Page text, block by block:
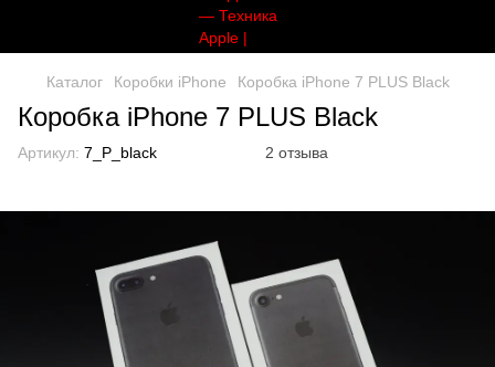
Каталог Коробки iPhone Коробка iPhone 7 PLUS Black
Коробка iPhone 7 PLUS Black
Артикул: 7_P_black 2 отзыва